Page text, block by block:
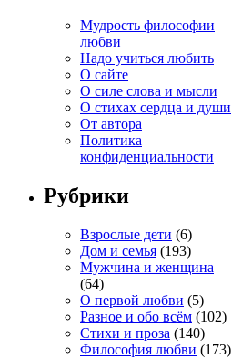
Мудрость философии
любви
Надо учиться любить
О сайте
О силе слова и мысли
О стихах сердца и души
От автора
Политика
конфиденциальности
Рубрики
Взрослые дети (6)
Дом и семья (193)
Мужчина и женщина
(64)
О первой любви (5)
Разное и обо всём (102)
Стихи и проза (140)
Философия любви (173)